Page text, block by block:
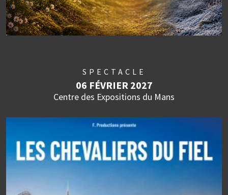
SPECTACLE
06 FÉVRIER 2027
Centre des Expositions du Mans